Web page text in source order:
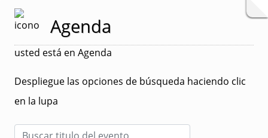
Agenda
usted está en Agenda
Despliegue las opciones de búsqueda haciendo clic
en la lupa